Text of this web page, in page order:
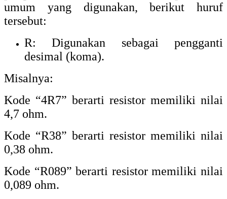
umum yang digunakan, berikut huruf
tersebut:
R: Digunakan sebagai pengganti
desimal (koma).
Misalnya:
Kode “4R7” berarti resistor memiliki nilai
4,7 ohm.
Kode “R38” berarti resistor memiliki nilai
0,38 ohm.
Kode “R089” berarti resistor memiliki nilai
0,089 ohm.